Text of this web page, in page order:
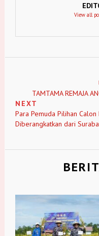
View all
TAMTAMA REMAJA
NEXT
Para Pemuda Pilihan Calon
Diberangkatkan dari